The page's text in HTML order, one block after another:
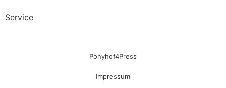
Service
Ponyhof4Press
Impressum